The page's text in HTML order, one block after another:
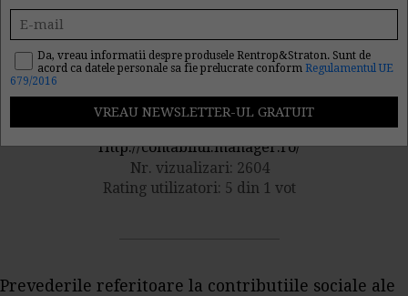
A fost modificata plata
contributiilor sociale
Publicat de catre
Http://contabilul.manager.ro/
Nr. vizualizari: 2604
Rating utilizatori: 5 din 1 vot
Prevederile referitoare la contributiile sociale ale
Da, vreau informatii despre produsele Rentrop&Straton. Sunt de
acord ca datele personale sa fie prelucrate conform Regulamentul UE
679/2016